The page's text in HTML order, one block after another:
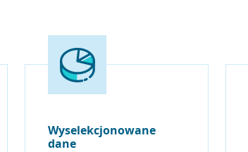
Wyselekcjonowane
dane